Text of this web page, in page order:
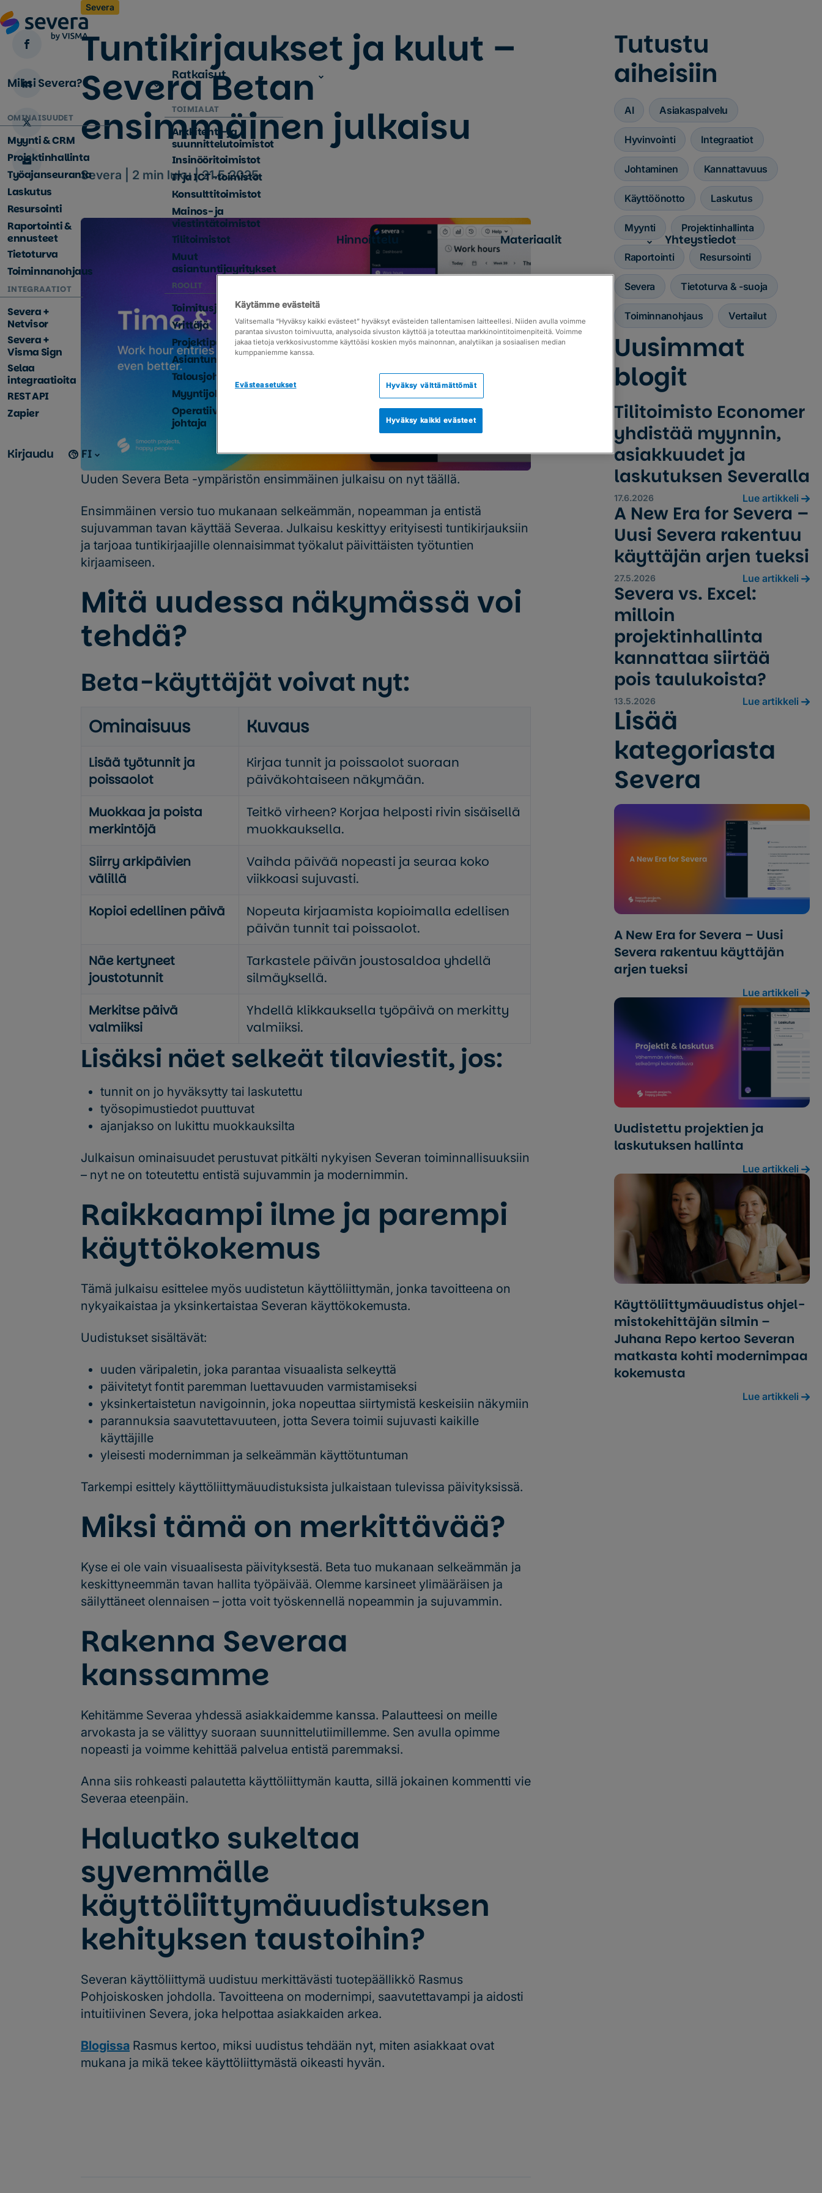
Miksi Severa?
OMINAISUUDET
Myynti & CRM
Projektinhallinta
Työajanseuranta
Laskutus
Resursointi
Raportointi &
ennusteet
Tietoturva
Toiminnanohjaus
INTEGRAATIOT
Severa +
Netvisor
Severa +
Visma Sign
Selaa
integraatioita
REST API
Zapier
Ratkaisut
TOIMIALAT
Arkkitehti- ja
suunnittelutoimistot
Insinööritoimistot
IT ja ICT -toimistot
Konsulttitoimistot
Mainos- ja
viestintätoimistot
Tilitoimistot
Muut
asiantuntijayritykset
ROOLIT
Toimitusjohtaja
Yrittäjä
Projektipäällikkö
Asiantuntija
Talousjohtaja
Myyntijohtaja
Operatiivinen
johtaja
Hinnoittelu Materiaalit Yhteystiedot
Kirjaudu FI
Severa
Tuntikirjaukset ja kulut –
Severa Betan
ensimmäinen julkaisu
Severa | 2 min luku |21.5.2025
Uuden Severa Beta -ympäristön ensimmäinen julkaisu on nyt täällä.
Ensimmäinen versio tuo mukanaan selkeämmän, nopeamman ja entistä
sujuvamman tavan käyttää Severaa. Julkaisu keskittyy erityisesti tuntikirjauksiin
ja tarjoaa tuntikirjaajille olennaisimmat työkalut päivittäisten työtuntien
kirjaamiseen.
Mitä uudessa näkymässä voi
tehdä?
Beta-käyttäjät voivat nyt:
Ominaisuus Kuvaus
Lisää työtunnit ja
poissaolot
Kirjaa tunnit ja poissaolot suoraan
päiväkohtaiseen näkymään.
Muokkaa ja poista
merkintöjä
Teitkö virheen? Korjaa helposti rivin sisäisellä
muokkauksella.
Siirry arkipäivien
välillä
Vaihda päivää nopeasti ja seuraa koko
viikkoasi sujuvasti.
Kopioi edellinen päivä
Nopeuta kirjaamista kopioimalla edellisen
päivän tunnit tai poissaolot.
Näe kertyneet
joustotunnit
Tarkastele päivän joustosaldoa yhdellä
silmäyksellä.
Merkitse päivä
valmiiksi
Yhdellä klikkauksella työpäivä on merkitty
valmiiksi.
Lisäksi näet selkeät tilaviestit, jos:
tunnit on jo hyväksytty tai laskutettu
työsopimustiedot puuttuvat
ajanjakso on lukittu muokkauksilta
Julkaisun ominaisuudet perustuvat pitkälti nykyisen Severan toiminnallisuuksiin
– nyt ne on toteutettu entistä sujuvammin ja modernimmin.
Raikkaampi ilme ja parempi
käyttökokemus
Tämä julkaisu esittelee myös uudistetun käyttöliittymän, jonka tavoitteena on
nykyaikaistaa ja yksinkertaistaa Severan käyttökokemusta.
Uudistukset sisältävät:
uuden väripaletin, joka parantaa visuaalista selkeyttä
päivitetyt fontit paremman luettavuuden varmistamiseksi
yksinkertaistetun navigoinnin, joka nopeuttaa siirtymistä keskeisiin näkymiin
parannuksia saavutettavuuteen, jotta Severa toimii sujuvasti kaikille
käyttäjille
yleisesti modernimman ja selkeämmän käyttötuntuman
Tarkempi esittely käyttöliittymäuudistuksista julkaistaan tulevissa päivityksissä.
Miksi tämä on merkittävää?
Kyse ei ole vain visuaalisesta päivityksestä. Beta tuo mukanaan selkeämmän ja
keskittyneemmän tavan hallita työpäivää. Olemme karsineet ylimääräisen ja
säilyttäneet olennaisen – jotta voit työskennellä nopeammin ja sujuvammin.
Rakenna Severaa
kanssamme
Kehitämme Severaa yhdessä asiakkaidemme kanssa. Palautteesi on meille
arvokasta ja se välittyy suoraan suunnittelutiimillemme. Sen avulla opimme
nopeasti ja voimme kehittää palvelua entistä paremmaksi.
Anna siis rohkeasti palautetta käyttöliittymän kautta, sillä jokainen kommentti vie
Severaa eteenpäin.
Haluatko sukeltaa
syvemmälle
käyttöliittymäuudistuksen
kehityksen taustoihin?
Severan käyttöliittymä uudistuu merkittävästi tuotepäällikkö Rasmus
Pohjoiskosken johdolla. Tavoitteena on modernimpi, saavutettavampi ja aidosti
intuitiivinen Severa, joka helpottaa asiakkaiden arkea.
Blogissa Rasmus kertoo, miksi uudistus tehdään nyt, miten asiakkaat ovat
mukana ja mikä tekee käyttöliittymästä oikeasti hyvän.
Tutustu
aiheisiin
AI Asiakaspalvelu
Hyvinvointi Integraatiot
Johtaminen Kannattavuus
Käyttöönotto Laskutus
Myynti Projektinhallinta
Raportointi Resursointi
Severa Tietoturva & -suoja
Toiminnanohjaus Vertailut
Uusimmat
blogit
Tilitoimisto Economer
yhdistää myynnin,
asiakkuudet ja
laskutuksen Severalla
17.6.2026 Lue artikkeli
A New Era for Severa –
Uusi Severa rakentuu
käyttäjän arjen tueksi
27.5.2026 Lue artikkeli
Severa vs. Excel:
milloin
projektinhallinta
kannattaa siirtää
pois taulukoista?
13.5.2026 Lue artikkeli
Lisää
kategoriasta
Severa
A New Era for Severa – Uusi
Severa rakentuu käyttäjän
arjen tueksi
Lue artikkeli
Uudistettu projektien ja
laskutuksen hallinta
Lue artikkeli
Käyt­tö­liit­ty­mä­uu­dis­tus ohjel­
mis­to­ke­hit­tä­jän silmin –
Juhana Repo kertoo Severan
mat­kas­ta kohti mo­der­nim­paa
koke­mus­ta
Lue artikkeli
Käytämme evästeitä
Valitsemalla “Hyväksy kaikki evästeet” hyväksyt evästeiden tallentamisen laitteellesi. Niiden avulla voimme
parantaa sivuston toimivuutta, analysoida sivuston käyttöä ja toteuttaa markkinointitoimenpiteitä. Voimme
jakaa tietoja verkkosivustomme käyttöäsi koskien myös mainonnan, analytiikan ja sosiaalisen median
kumppaniemme kanssa.
Hyväksy välttämättömät
Hyväksy kaikki evästeet
Evästeasetukset